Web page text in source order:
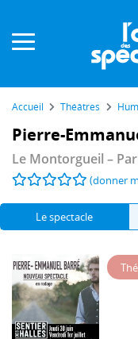
Accueil Théâtres
Pierre-
Le Montorgueil –
(donner
Le spectacle